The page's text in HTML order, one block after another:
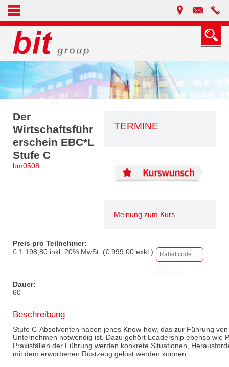
TERMINE
Meinung zum Kurs
Der
Wirtschaftsführ
erschein EBC*L
Stufe C
bm0508
Preis pro Teilnehmer:
€ 1.198,80 inkl. 20% MwSt. (€ 999,00 exkl.)
Dauer:
60
Beschreibung
Stufe C-Absolventen haben jenes Know-how, das zur Führung
Unternehmen notwendig ist. Dazu gehört Leadership ebenso wie
Praxisfällen der Führung werden konkrete Situationen,
mit dem erworbenen Rüstzeug gelöst werden können.